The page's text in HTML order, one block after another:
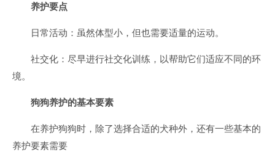
养护要点
日常活动：虽然体型小，但也需要适量的运动。
社交化：尽早进行社交化训练，以帮助它们适应不同的环
境。
狗狗养护的基本要素
在养护狗狗时，除了选择合适的犬种外，还有一些基本的
养护要素需要